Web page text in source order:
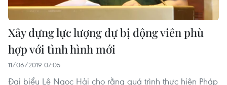
Xây dựng lực lượng dự bị động viên phù
hợp với tình hình mới
11/06/2019 07:05
Đại biểu Lê Ngọc Hải cho rằng quá trình thực hiện Pháp